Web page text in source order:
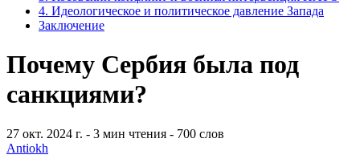
4. Идеологическое и политическое давление Запада
Заключение
Почему Сербия была под
санкциями?
27 окт. 2024 г. - 3 мин чтения - 700 слов
Antiokh